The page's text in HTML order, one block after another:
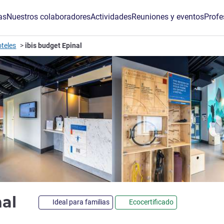
Nuestros colaboradoresActividadesReuniones y eventos
ibis budget Epinal
2 estrellas
Ideal para familias Ecocertificado
ALL)